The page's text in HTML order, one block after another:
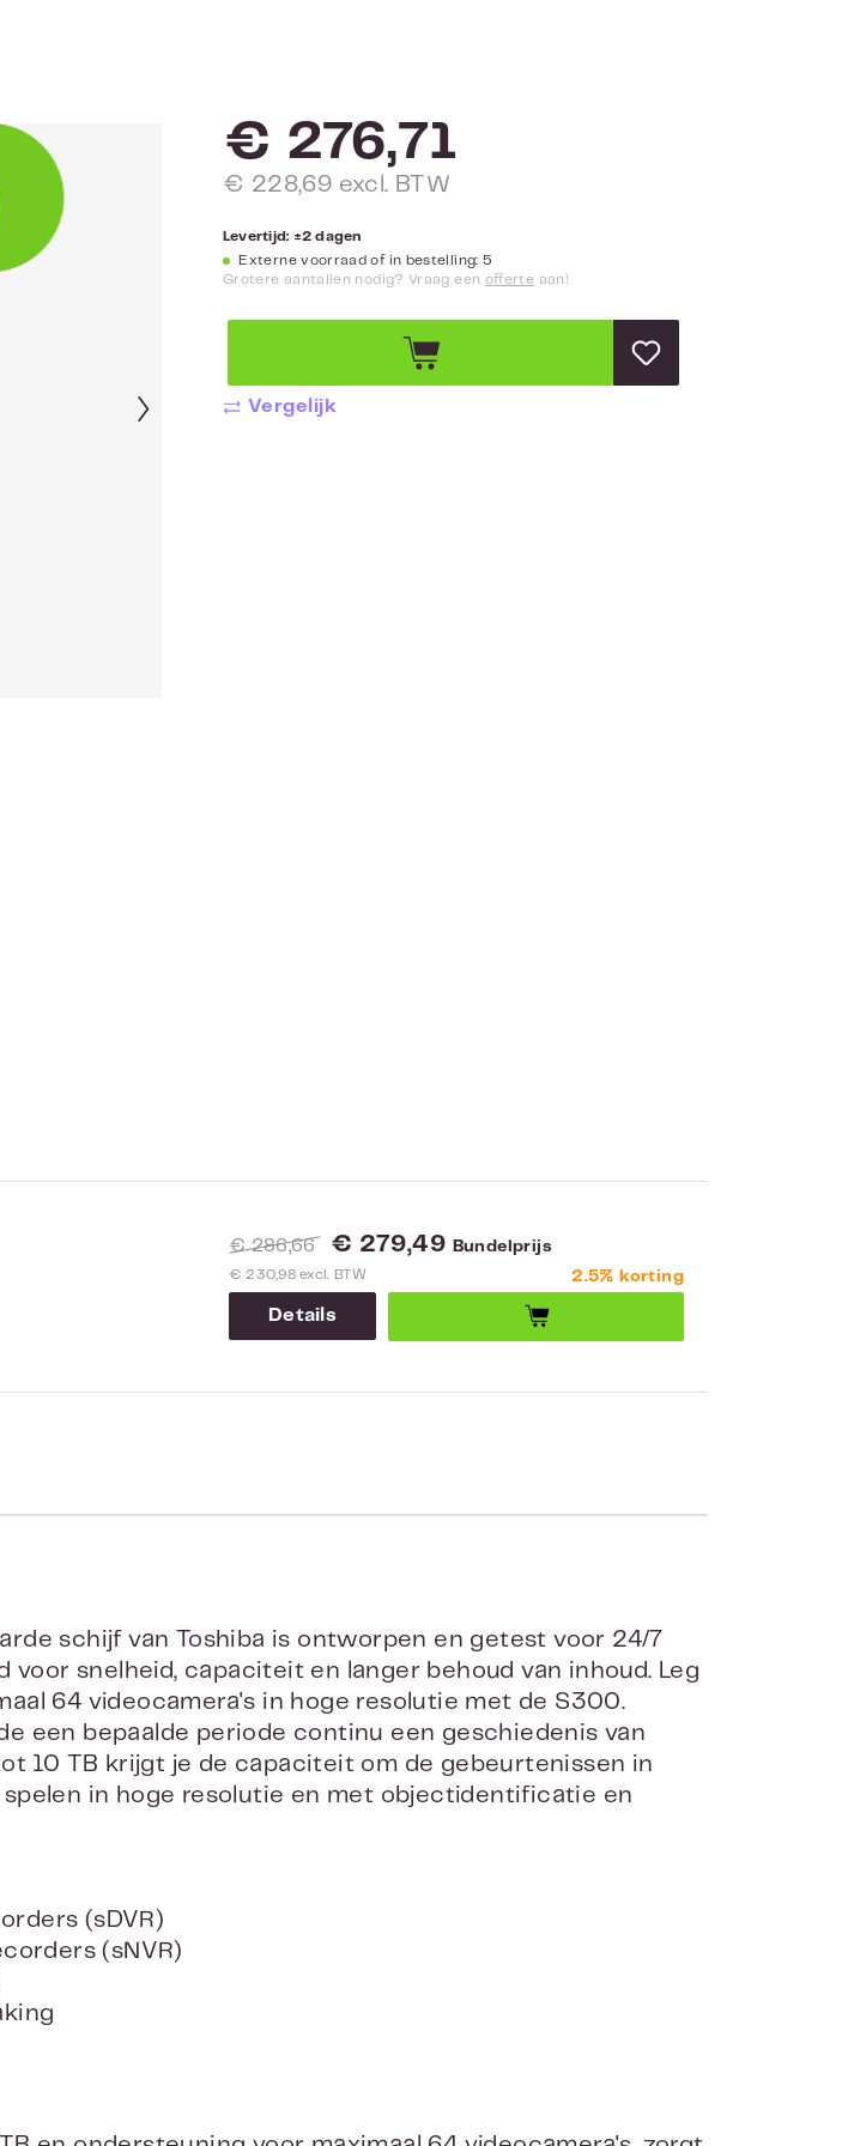
€ 276,71
€ 228,69 excl. BTW
Levertijd: ±2 dagen
Externe voorraad of in bestelling: 5
Grotere aantallen nodig? Vraag een offerte aan!
Vergelijk
€ 286,66 € 279,49 Bundelprijs
€ 230,98 excl. BTW 2.5% korting
Details
schijf van Toshiba is ontworpen en getest voor 24/7
snelheid, capaciteit en langer behoud van inhoud. Leg
64 videocamera's in hoge resolutie met de S300.
een bepaalde periode continu een geschiedenis van
10 TB krijgt je de capaciteit om de gebeurtenissen in
in hoge resolutie en met objectidentificatie en
(sDVR)
(sNVR)